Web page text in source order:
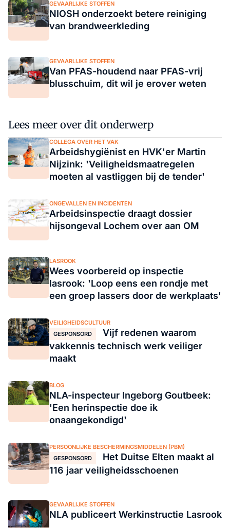
GEVAARLIJKE STOFFEN
NIOSH onderzoekt betere reiniging
van brandweerkleding
GEVAARLIJKE STOFFEN
Van PFAS-houdend naar PFAS-vrij
blusschuim, dit wil je erover weten
Lees meer over dit onderwerp
COLLEGA OVER HET VAK
Arbeidshygiënist en HVK'er Martin
Nijzink: 'Veiligheidsmaatregelen
moeten al vastliggen bij de tender'
ONGEVALLEN EN INCIDENTEN
Arbeidsinspectie draagt dossier
hijsongeval Lochem over aan OM
LASROOK
Wees voorbereid op inspectie
lasrook: 'Loop eens een rondje met
een groep lassers door de werkplaats'
VEILIGHEIDSCULTUUR
GESPONSORD
Vijf redenen waarom
vakkennis technisch werk veiliger
maakt
BLOG
NLA-inspecteur Ingeborg Goutbeek:
'Een herinspectie doe ik
onaangekondigd'
PERSOONLIJKE BESCHERMINGSMIDDELEN (PBM)
GESPONSORD
Het Duitse Elten maakt al
116 jaar veiligheidsschoenen
GEVAARLIJKE STOFFEN
NLA publiceert Werkinstructie Lasrook